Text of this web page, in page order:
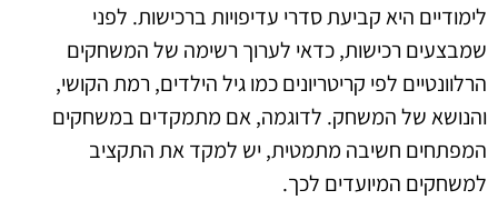
לימודיים היא קביעת סדרי עדיפויות ברכישות. לפני
שמבצעים רכישות, כדאי לערוך רשימה של המשחקים
הרלוונטיים לפי קריטריונים כמו גיל הילדים, רמת הקושי,
והנושא של המשחק. לדוגמה, אם מתמקדים במשחקים
המפתחים חשיבה מתמטית, יש למקד את התקציב
למשחקים המיועדים לכך.